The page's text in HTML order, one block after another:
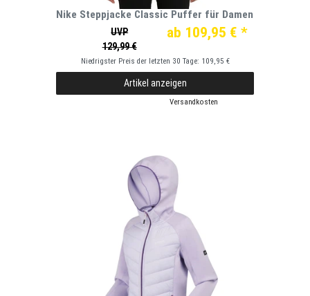
Nike Steppjacke Classic Puffer für Damen
UVP
129,99 €
ab 109,95 € *
Niedrigster Preis der letzten 30 Tage: 109,95 €
Artikel anzeigen
Versandkosten